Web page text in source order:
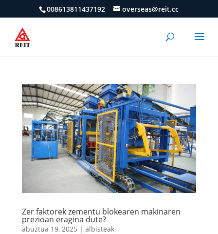
008613811437192 overseas@reit.cc
Zer faktorek zementu blokearen makinaren
prezioan eragina dute?
abuztua 19, 2025 | albisteak